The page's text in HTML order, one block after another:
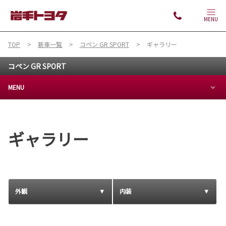
MENU
TOP 新車一覧 コペン GR SPORT ギャラリー
コペン GR SPORT
MENU
ギャラリー
外観 内装